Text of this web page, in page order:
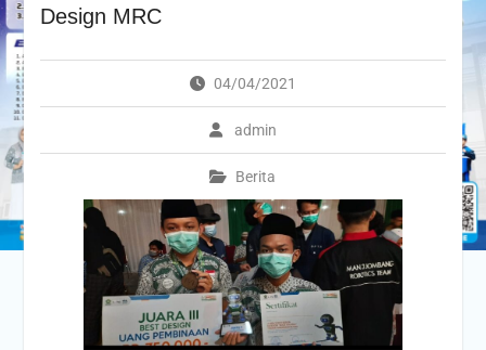
Design MRC
04/04/2021
admin
Berita